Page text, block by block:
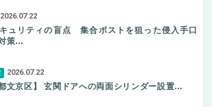
2026.07.22
ュリティの盲点 集合ポストを狙った侵入手口
策…
2026.07.22
都文京区】 玄関ドアへの両面シリンダー設置…